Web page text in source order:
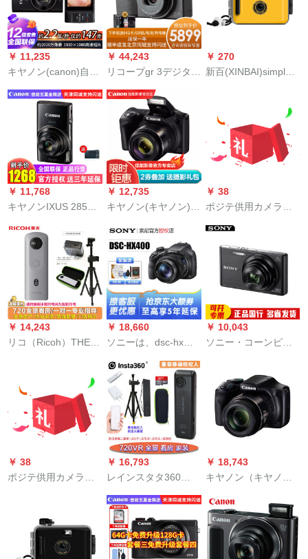
ト
装備
￥ 11,235
キヤノン(canon)自分
ラ家族旅行小型カミ
175/185/190/285 HS
IXUS 285 HS黒セト
三(64 G高速メモカド
+オリジナルド電池)
￥ 44,243
リコープgr 3デジタル
APS-Cの絵の幅付き
ベルト型固定焦点カ
ードマシンの一眼レ
フ予备机GR 2アーグ
ーレ版の标准装备+天
利UVミラースを提供
しています。
￥ 270
新百(XINBAI)simple
非使の捨防水カメラ
撮影学生プリセット
黒黄
￥ 11,768
キヤノンIXUS 285
画素大ズム小型デジ
タルカーメ・ドラカ
ドIXUS 285黒32 Gメ
モリカド+国产バーテ
リー+カメルバッグ・
ギャッグ・ギャッ
グ・ギャルド+カーリ
ング+カーリング+ダ
￥ 12,735
キヤノン(キヤノン)パ
ィジタルカプ
￥ 38
ポジテ供用カメラ高
ビディオカメラ男の
子诞生日日クリスト
レイン1
￥ 14,243
リコ（Ricoh）THETA
で貝類はVR 720のパ
ノラマを見て、水道
と電気の装飾THETA
SC 2（ビジネ版セク
￥ 18,660
ソニーは、dsc-hx
ル・カラット400旅行
家庭用ハビ・カンパ
ニー350のアープロ版
ソニーハービアン400
の公式入札を行って
います。
￥ 10,043
ソニー・コーンピタ
ディジタルカーメラ
オ用カード・カメラ
黒は64 Gカード専门
セトを含む。
￥ 38
ポジテ供用カメラ高
ろ写真撮影ビデオビ
デオビデオビデオカ
メラ男の子供の子诞
￥ 16,793
レインスタタ360
ックス3不动产版パノ
ラメメラ720 vrカマ
ラ58安居客モバイル
ブラカード不动产専
￥ 18,743
キヤノン（キヤノ
540 HSデルカメラ
（64 Gメメモカドを
含む）